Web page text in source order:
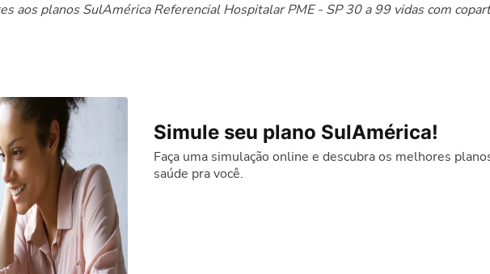
aos planos SulAmérica Referencial Hospitalar PME - SP 30 a 99 vidas com
Simule seu plano SulAmérica!
Faça uma simulação online e descubra os melhores
saúde pra você.